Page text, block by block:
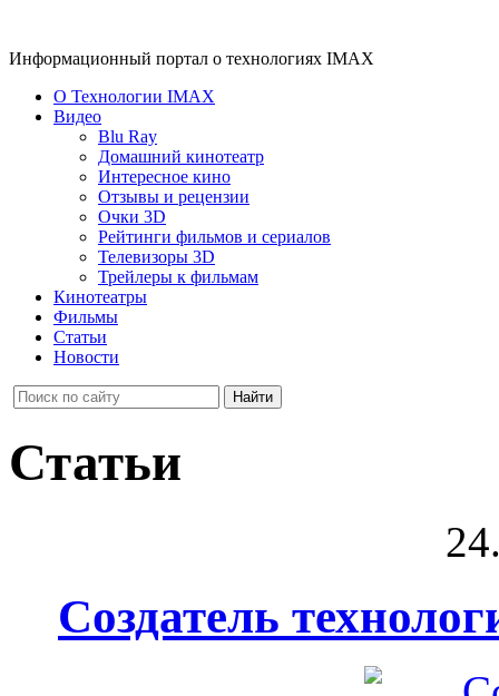
Информационный портал о технологиях IMAX
О Технологии IMAX
Видео
Blu Ray
Домашний кинотеатр
Интересное кино
Отзывы и рецензии
Очки 3D
Рейтинги фильмов и сериалов
Телевизоры 3D
Трейлеры к фильмам
Кинотеатры
Фильмы
Статьи
Новости
Статьи
Создатель